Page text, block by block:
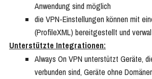
Anwendung sind möglich
die VPN-Einstellungen können mit
(ProfileXML) bereitgestellt und
Unterstützte Integrationen:
Always On VPN unterstützt Geräte,
verbunden sind, Geräte ohne